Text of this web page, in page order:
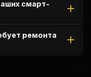
Текст,
четкими на
смарт-
по шкале Мооса).
что
ремонта